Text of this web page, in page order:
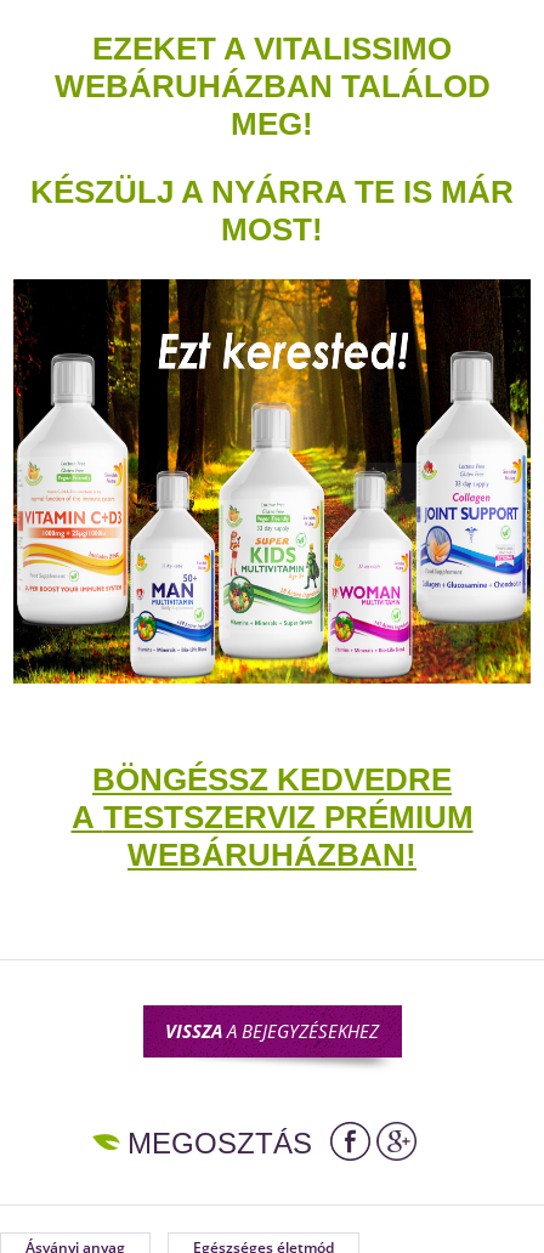
EZEKET A VITALISSIMO
WEBÁRUHÁZBAN TALÁLOD
MEG!
KÉSZÜLJ A NYÁRRA TE IS MÁR
MOST!
BÖNGÉSSZ KEDVEDRE
A TESTSZERVIZ PRÉMIUM
WEBÁRUHÁZBAN!
VISSZAA BEJEGYZÉSEKHEZ
MEGOSZTÁS
Ásványi anyag Egészséges életmód